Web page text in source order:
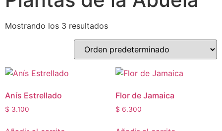
Mostrando los 3 resultados
Anís Estrellado
$ 3.100
Flor de Jamaica
$ 6.300